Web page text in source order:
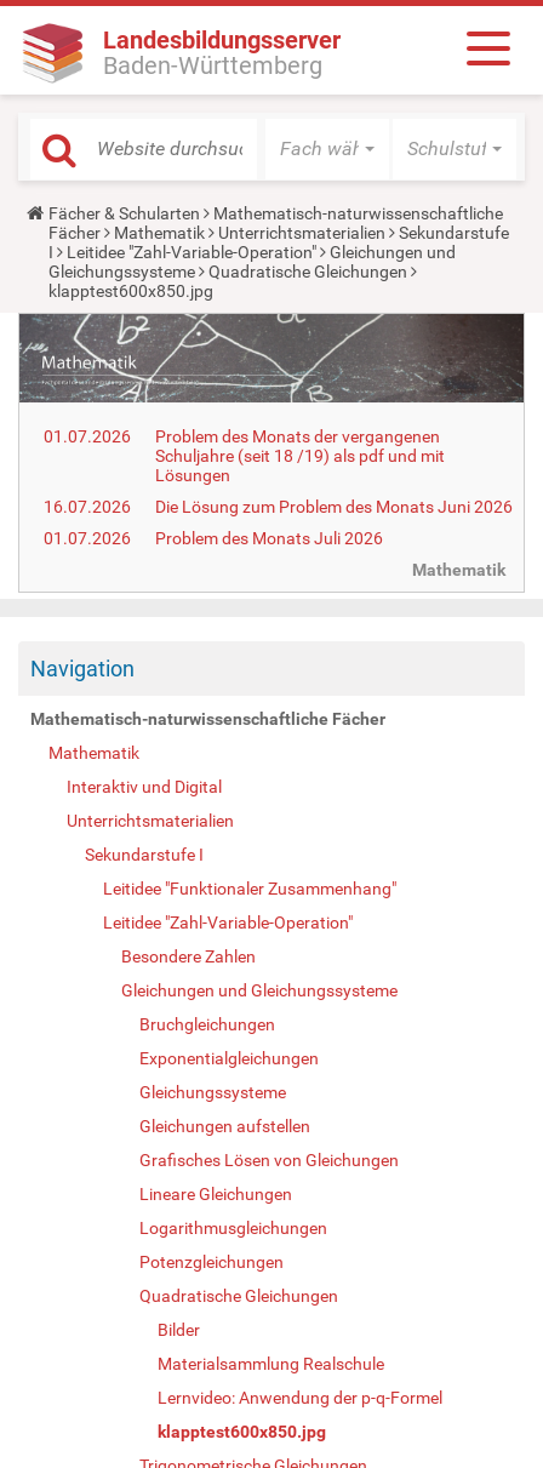
Landesbildungsserver
Baden-Württemberg
Fach wählen Schulstufe
Y
o
u
a
r
e
h
e
r
e
:
Fächer & Schularten
Mathematisch-naturwissenschaftliche
Fächer
Mathematik Unterrichtsmaterialien
Sekundarstufe
I
Leitidee "Zahl-Variable-Operation"
Gleichungen und
Gleichungssysteme
Quadratische Gleichungen
klapptest600x850.jpg
01.07.2026
Problem des Monats der vergangenen
Schuljahre (seit 18 /19) als pdf und mit
Lösungen
16.07.2026
Die Lösung zum Problem des Monats Juni 2026
01.07.2026
Problem des Monats Juli 2026
Mathematik
Navigation
Mathematisch-naturwissenschaftliche Fächer
Mathematik
Interaktiv und Digital
Unterrichtsmaterialien
Sekundarstufe I
Leitidee "Funktionaler Zusammenhang"
Leitidee "Zahl-Variable-Operation"
Besondere Zahlen
Gleichungen und Gleichungssysteme
Bruchgleichungen
Exponentialgleichungen
Gleichungssysteme
Gleichungen aufstellen
Grafisches Lösen von Gleichungen
Lineare Gleichungen
Logarithmusgleichungen
Potenzgleichungen
Quadratische Gleichungen
Bilder
Materialsammlung Realschule
Lernvideo: Anwendung der p-q-Formel
klapptest600x850.jpg